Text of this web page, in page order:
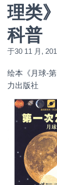
理类
科普
于30 11 月,
绘本《月球-
力出版社